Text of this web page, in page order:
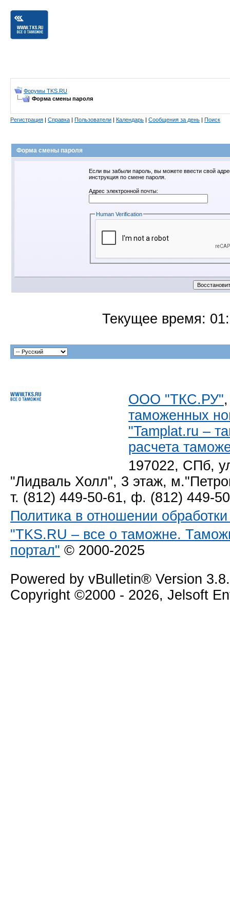
Форумы TKS.RU
Форма смены пароля
Регистрация | Справка | Пользователи | Календарь | Сообщения за день | Поиск
Форма смены пароля
Если вы забыли пароль, вы можете ввести свой
инструкция по смене пароля.
Адрес электронной почты:
Human Verification
Текущее время:
ООО "ТКС.РУ"
таможенных
"Tamplat.ru –
расчета
197022, СПб,
"Лидваль Холл", 3 этаж,
т. (812) 449-50-61, ф. (812) 449-
Политика в отношении
"TKS.RU – все о таможне.
портал" © 2000-2025
Powered by vBulletin® Version
Copyright ©2000 - 2026, Jelsoft